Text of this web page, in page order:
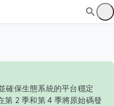
確保生態系統的平台穩定
第 2 季和第 4 季將原始碼發